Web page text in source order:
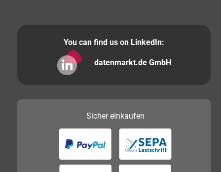
You can find us on LinkedIn:
datenmarkt.de GmbH
Sichereinkaufen